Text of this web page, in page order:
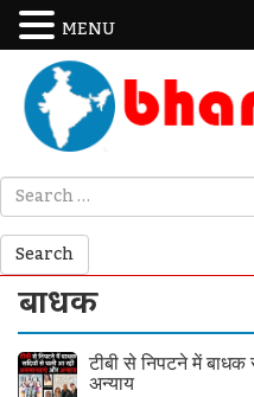
बाधक
टीबी से निपटने में
अन्याय
MENU